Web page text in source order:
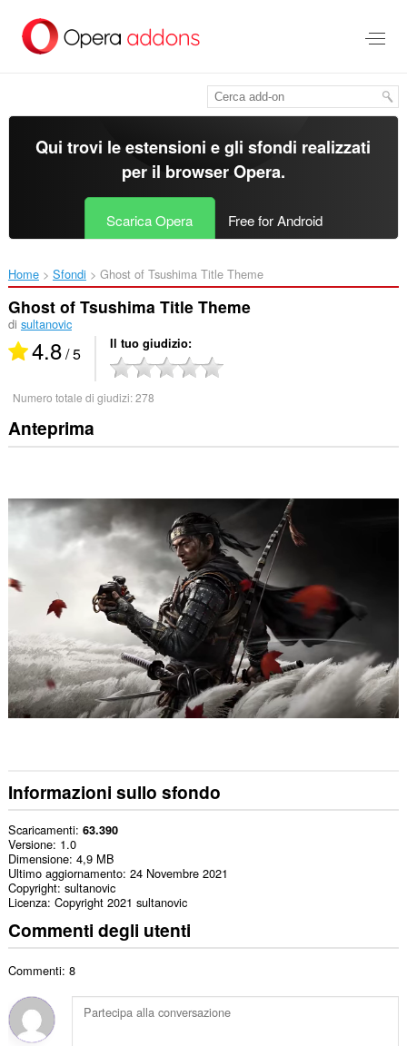
contenuto
Qui trovi le estensioni e gli sfondi realizzati
per il browser Opera.
Scarica Opera Free for Android
Home Sfondi Ghost of Tsushima Title Theme‎
Ghost of Tsushima Title Theme
di sultanovic
4.8/ 5 Il tuo giudizio
Numero totale di giudizi:278
Anteprima
Informazioni sullo sfondo
Scaricamenti 63.390
Versione 1.0
Dimensione 4,9 MB
Ultimo aggiornamento 24 Novembre 2021
Copyright sultanovic
Licenza Copyright 2021 sultanovic
Commenti degli utenti
Commenti: 8